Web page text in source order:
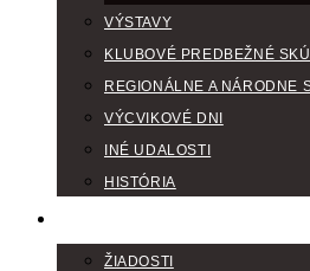
VÝSTAVY
KLUBOVÉ PREDBEŽNÉ
REGIONÁLNE A NÁRODNE
VÝCVIKOVÉ DNI
INÉ UDALOSTI
HISTÓRIA
ŽIADOSTI